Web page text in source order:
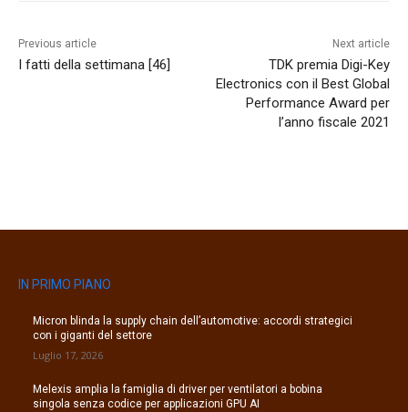
Previous article
I fatti della settimana [46]
Next article
TDK premia Digi-Key
Electronics con il Best Global
Performance Award per
l’anno fiscale 2021
IN PRIMO PIANO
Micron blinda la supply chain dell’automotive: accordi strategici
con i giganti del settore
Luglio 17, 2026
Melexis amplia la famiglia di driver per ventilatori a bobina
singola senza codice per applicazioni GPU AI